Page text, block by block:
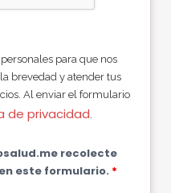
para que nos
brevedad y atender tus
Al enviar el formulario
de privacidad.
recolecte
este formulario. *